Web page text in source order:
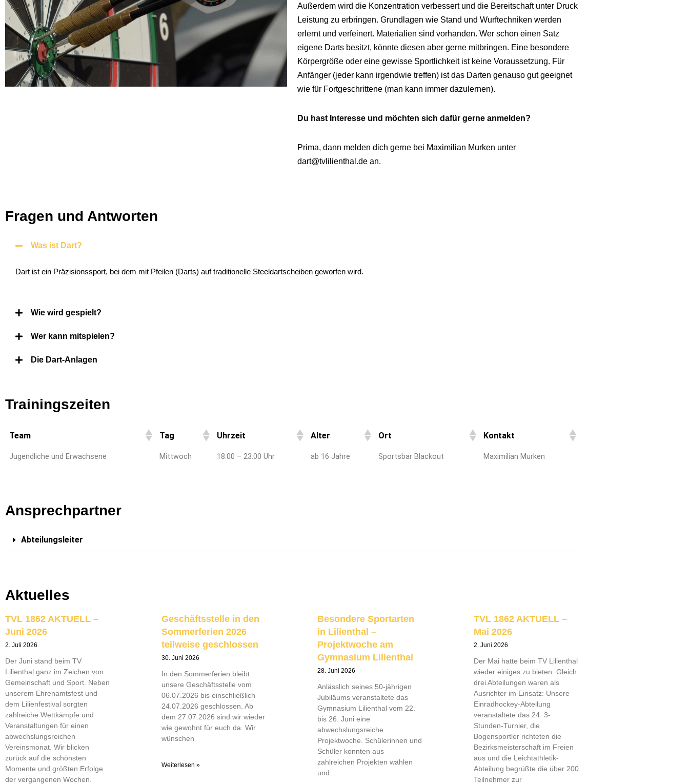
Außerdem wird die Konzentration verbessert und die Bereitschaft unter Druck
Leistung zu erbringen. Grundlagen wie Stand und Wurftechniken werden
erlernt und verfeinert. Materialien sind vorhanden. Wer schon einen Satz
eigene Darts besitzt, könnte diesen aber gerne mitbringen. Eine besondere
Körpergröße oder eine gewisse Sportlichkeit ist keine Voraussetzung. Für
Anfänger (jeder kann irgendwie treffen) ist das Darten genauso gut geeignet
wie für Fortgeschrittene (man kann immer dazulernen).
Du hast Interesse und möchten sich dafür gerne anmelden?
Prima, dann melden dich gerne bei Maximilian Murken unter
dart@tvlilienthal.de an.
Fragen und Antworten
Was ist Dart?
Dart ist ein Präzisionssport, bei dem mit Pfeilen (Darts) auf traditionelle Steeldartscheiben geworfen wird.
Wie wird gespielt?
Wer kann mitspielen?
Die Dart-Anlagen
Trainingszeiten
Team Tag Uhrzeit Alter Ort Kontakt
Jugendliche und Erwachsene Mittwoch 18:00 – 23:00 Uhr ab 16 Jahre Sportsbar Blackout Maximilian Murken
Ansprechpartner
Abteilungsleiter
Aktuelles
TVL 1862 AKTUELL –
Juni 2026
2. Juli 2026
Der Juni stand beim TV
Lilienthal ganz im Zeichen von
Gemeinschaft und Sport. Neben
unserem Ehrenamtsfest und
dem Lilienfestival sorgten
zahlreiche Wettkämpfe und
Veranstaltungen für einen
abwechslungsreichen
Vereinsmonat. Wir blicken
zurück auf die schönsten
Momente und größten Erfolge
der vergangenen Wochen.
Geschäftsstelle in den
Sommerferien 2026
teilweise geschlossen
30. Juni 2026
In den Sommerferien bleibt
unsere Geschäftsstelle vom
06.07.2026 bis einschließlich
24.07.2026 geschlossen. Ab
dem 27.07.2026 sind wir wieder
wie gewohnt für euch da. Wir
wünschen
Weiterlesen »
Besondere Sportarten
in Lilienthal –
Projektwoche am
Gymnasium Lilienthal
28. Juni 2026
Anlässlich seines 50-jährigen
Jubiläums veranstaltete das
Gymnasium Lilienthal vom 22.
bis 26. Juni eine
abwechslungsreiche
Projektwoche. Schülerinnen und
Schüler konnten aus
zahlreichen Projekten wählen
und
TVL 1862 AKTUELL –
Mai 2026
2. Juni 2026
Der Mai hatte beim TV Lilienthal
wieder einiges zu bieten. Gleich
drei Abteilungen waren als
Ausrichter im Einsatz: Unsere
Einradhockey-Abteilung
veranstaltete das 24. 3-
Stunden-Turnier, die
Bogensportler richteten die
Bezirksmeisterschaft im Freien
aus und die Leichtathletik-
Abteilung begrüßte die über 200
Teilnehmer zur